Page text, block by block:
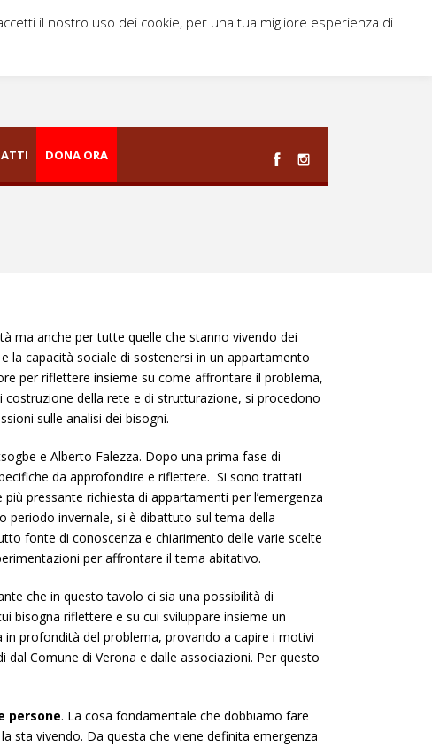
DONA ORA
ma anche per tutte quelle che stanno vivendo dei
la capacità sociale di sostenersi in un appartamento
per riflettere insieme su come affrontare il problema,
della rete e di strutturazione, si procedono
sulle analisi dei bisogni.
e Alberto Falezza. Dopo una prima fase di
da approfondire e riflettere. Si sono trattati
pressante richiesta di appartamenti per l’emergenza
periodo invernale, si è dibattuto sul tema della
fonte di conoscenza e chiarimento delle varie scelte
per affrontare il tema abitativo.
che in questo tavolo ci sia una possibilità di
bisogna riflettere e su cui sviluppare insieme un
in profondità del problema, provando a capire i motivi
Comune di Verona e dalle associazioni. Per questo
persone. La cosa fondamentale che dobbiamo fare
sta vivendo. Da questa che viene definita emergenza
il nostro uso dei cookie, per una tua migliore esperienza di